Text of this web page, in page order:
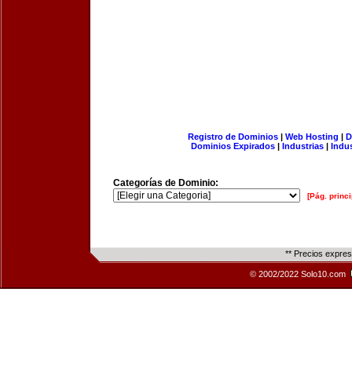
Registro de Dominios| Web Hosting |
Dominios Expirados | Industrias |
Categorías de Dominio:
[Pág.
** Precios
© 2002/2022 Solo10.com